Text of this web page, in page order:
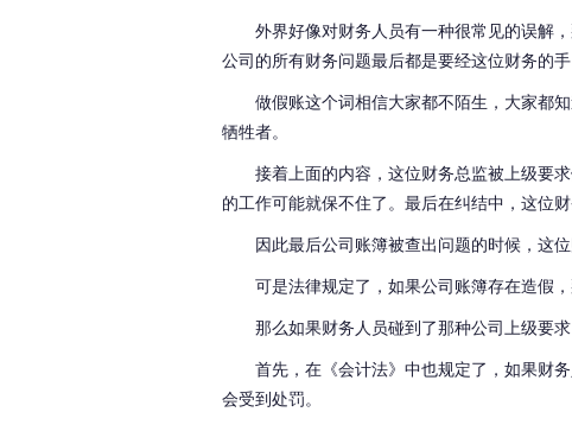
外界好像对财务人员有一种很常见的误解
公司的所有财务问题最后都是要经这位财务的
做假账这个词相信大家都不陌生，大家都
牺牲者。
接着上面的内容，这位财务总监被上级要
的工作可能就保不住了。最后在纠结中，这位
因此最后公司账簿被查出问题的时候，这
可是法律规定了，如果公司账簿存在造假
那么如果财务人员碰到了那种公司上级要
首先，在《会计法》中也规定了，如果财
会受到处罚。